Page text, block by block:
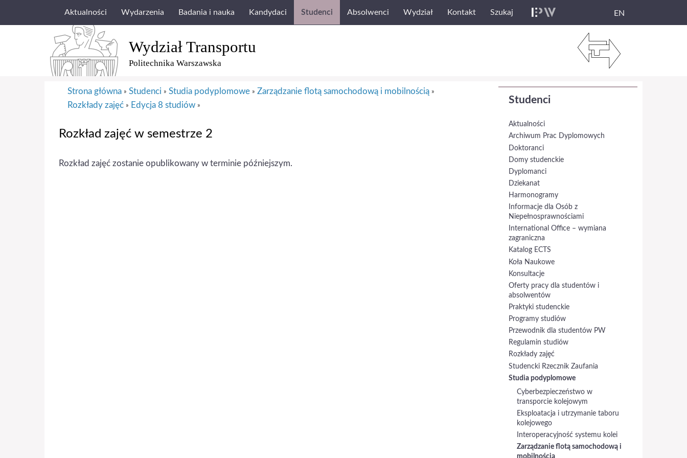
Aktualności Wydarzenia Badania i nauka Kandydaci Studenci Absolwenci Wydział Kontakt Szukaj EN
Wydział Transportu
Politechnika Warszawska
Studenci
Aktualności
Archiwum Prac Dyplomowych
Doktoranci
Domy studenckie
Dyplomanci
Dziekanat
Harmonogramy
Informacje dla Osób z
Niepełnosprawnościami
International Office – wymiana
zagraniczna
Katalog ECTS
Koła Naukowe
Konsultacje
Oferty pracy dla studentów i
absolwentów
Praktyki studenckie
Programy studiów
Przewodnik dla studentów PW
Regulamin studiów
Rozkłady zajęć
Studencki Rzecznik Zaufania
Studia podyplomowe
Cyberbezpieczeństwo w
transporcie kolejowym
Eksploatacja i utrzymanie taboru
kolejowego
Interoperacyjność systemu kolei
Zarządzanie flotą samochodową i
Strona główna » Studenci » Studia podyplomowe » Zarządzanie flotą samochodową i mobilnością »
Rozkłady zajęć » Edycja 8 studiów »
Rozkład zajęć w semestrze 2
Rozkład zajęć zostanie opublikowany w terminie późniejszym.